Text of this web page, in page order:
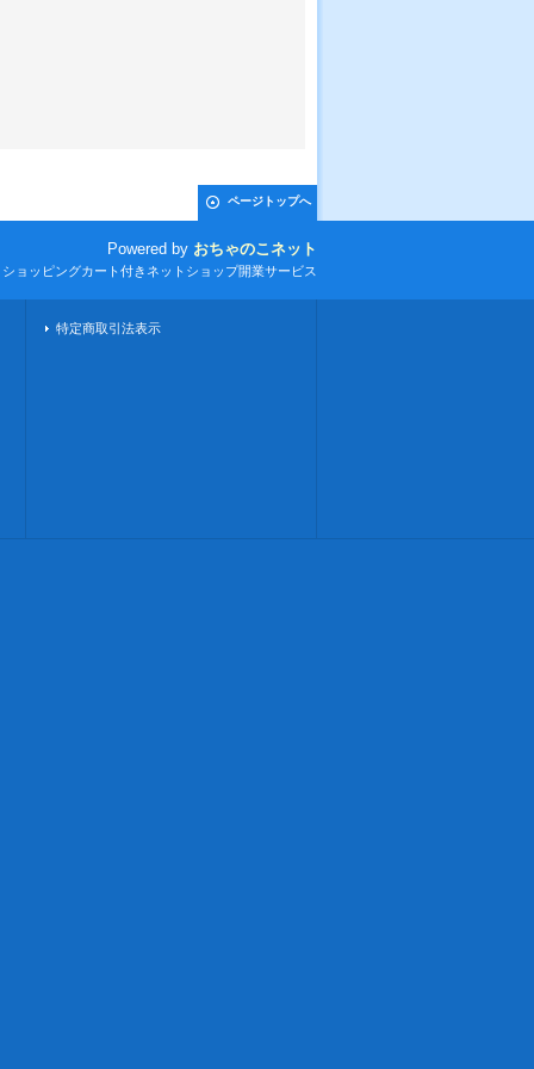
ページトップへ
Powered by おちゃのこネット
ョッピングカート付きネットショップ開業サービス
特定商取引法表示